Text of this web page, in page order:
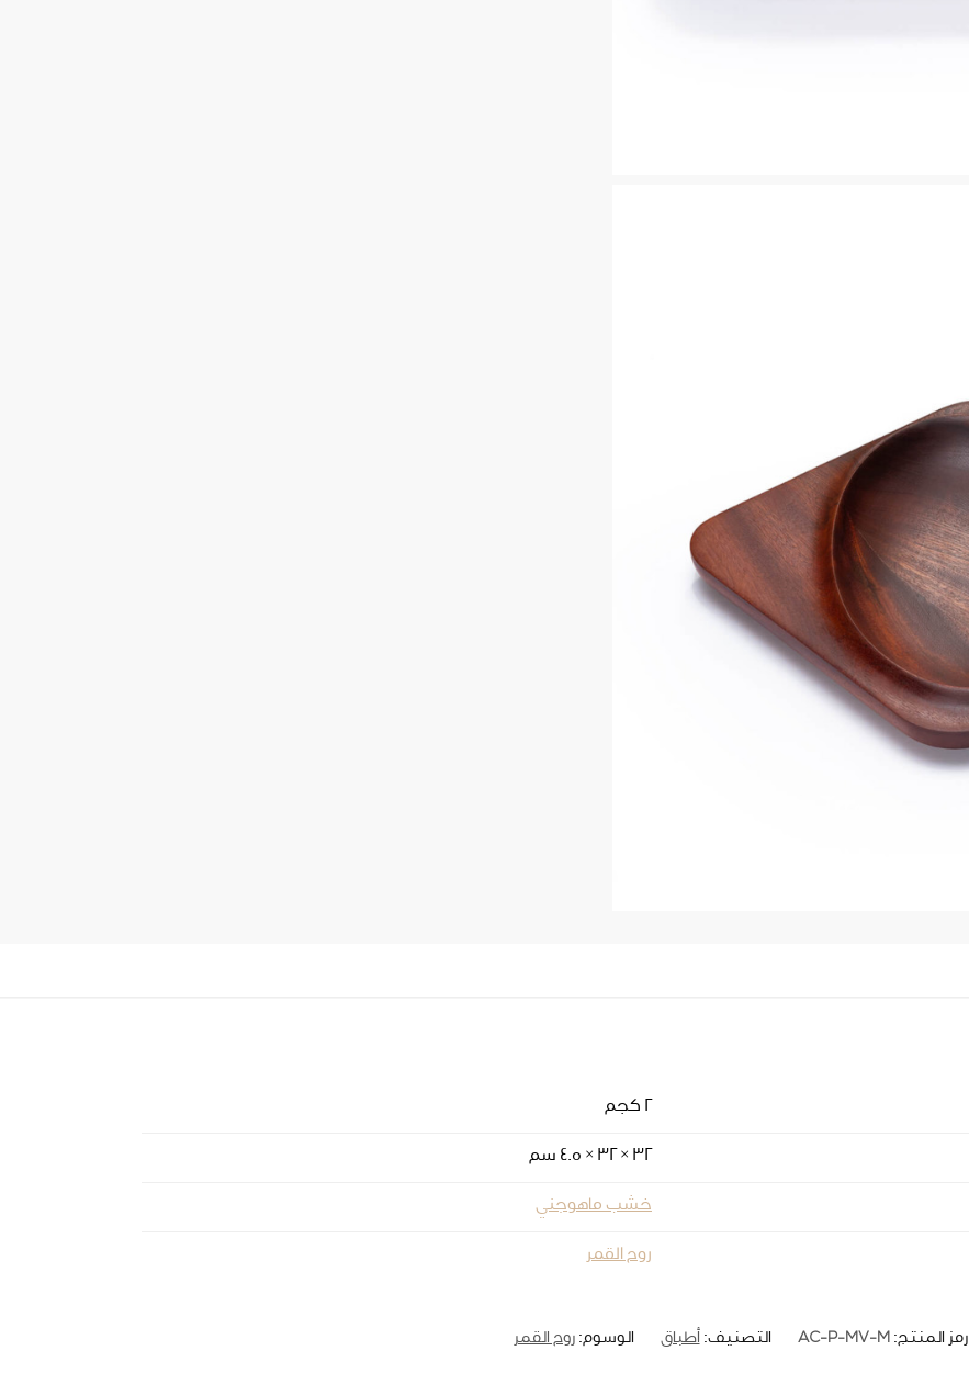
2 كجم
32 × 32 × 4.5 سم
خشب ماهوجني
روح القمر
رمز المنتج:AC-P-MV-M التصنيف:أطباق الوسوم:روح القمر